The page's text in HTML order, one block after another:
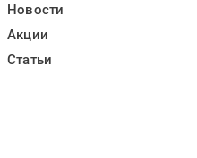
Новости
Акции
Статьи